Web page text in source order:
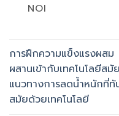
NOI
การฝึกความแข็งแรงผสม
ผสานเข้ากับเทคโนโลยีสมั
แนวทางการลดน้ำหนักที่ทั
สมัยด้วยเทคโนโลยี